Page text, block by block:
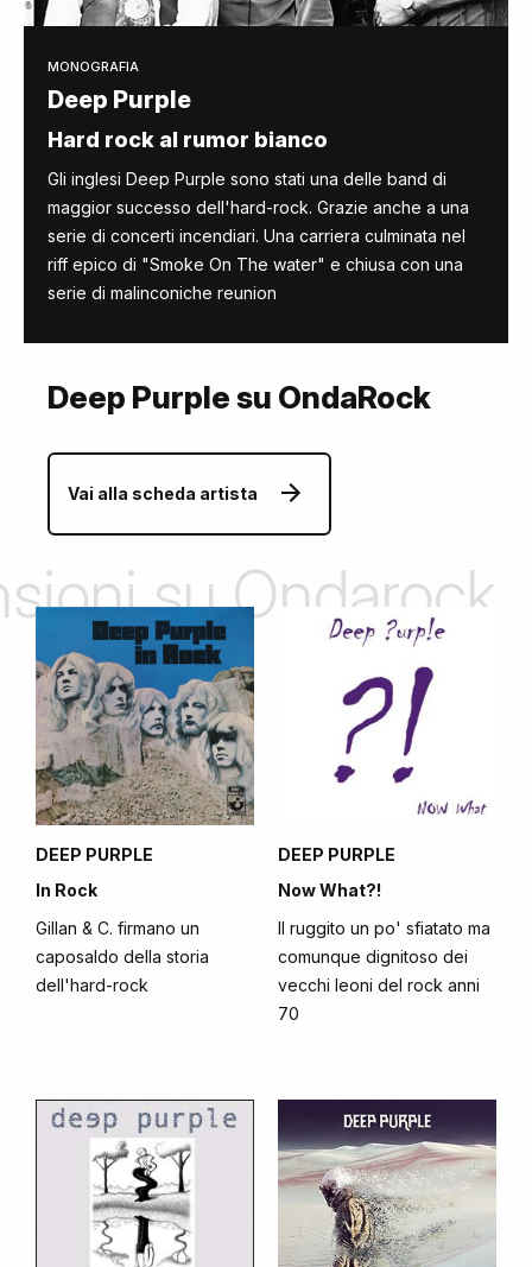
MONOGRAFIA
Deep Purple
Hard rock al rumor bianco
Gli inglesi Deep Purple sono stati una delle band di
maggior successo dell'hard-rock. Grazie anche a una
serie di concerti incendiari. Una carriera culminata nel
riff epico di "Smoke On The water" e chiusa con una
serie di malinconiche reunion
Deep Purple su OndaRock
Vai alla scheda artista
su Ondarock
DEEP PURPLE
In Rock
Gillan & C. firmano un
caposaldo della storia
dell'hard-rock
DEEP PURPLE
Now What?!
Il ruggito un po' sfiatato ma
comunque dignitoso dei
vecchi leoni del rock anni
70